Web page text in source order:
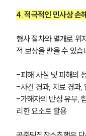
4. 적극적인 민사상 손
형사 절차와 별개로 위
적 보상을 받을 수 있습
-피해 사실 및 피해의
-사건 경과, 치료 경과,
-가해자의 반성 유무,
리한 요소로 활용